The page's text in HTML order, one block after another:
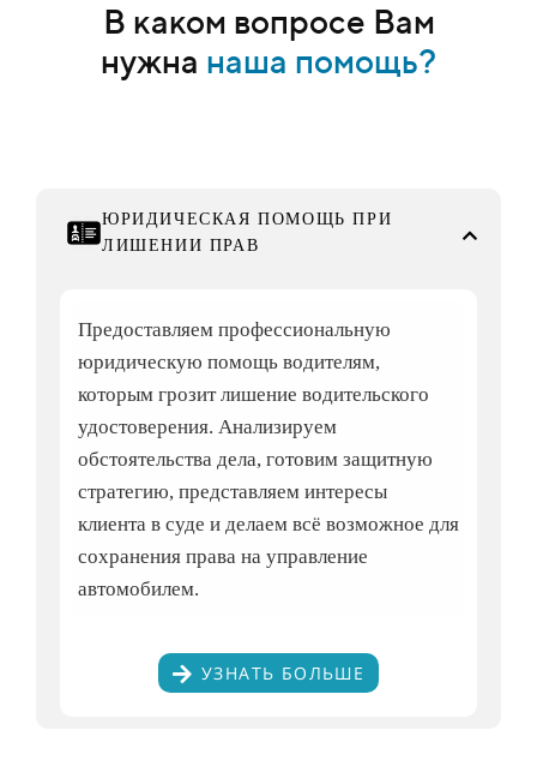
В каком вопросе Вам
нужна наша помощь?
ЮРИДИЧЕСКАЯ ПОМОЩЬ ПРИ
ЛИШЕНИИ ПРАВ
Предоставляем профессиональную
юридическую помощь водителям,
которым грозит лишение водительского
удостоверения. Анализируем
обстоятельства дела, готовим защитную
стратегию, представляем интересы
клиента в суде и делаем всё возможное для
сохранения права на управление
автомобилем.
УЗНАТЬ БОЛЬШЕ